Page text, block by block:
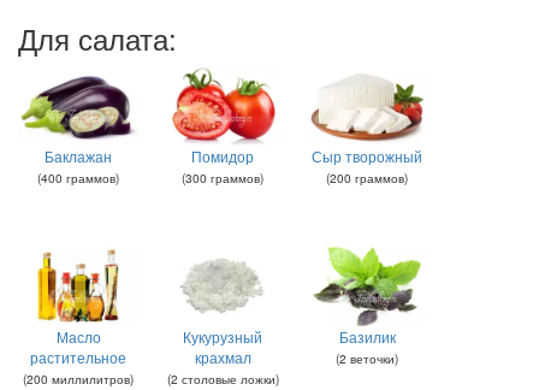
Для салата:
Баклажан
(400 граммов)
Помидор
(300 граммов)
Сыр творожный
(200 граммов)
Масло
растительное
(200 миллилитров)
Кукурузный
крахмал
(2 столовые ложки)
Базилик
(2 веточки)